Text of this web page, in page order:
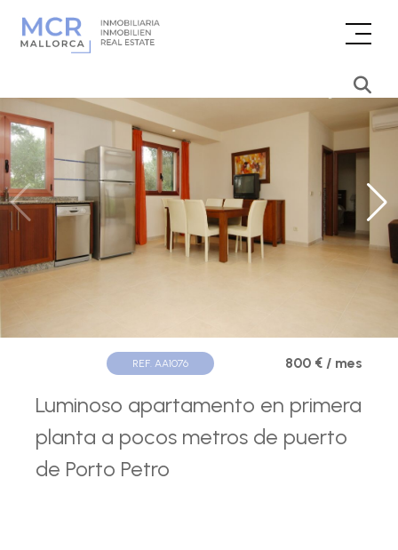
REF. AA1076 800 € / mes
Luminoso apartamento en primera
planta a pocos metros de puerto
de Porto Petro